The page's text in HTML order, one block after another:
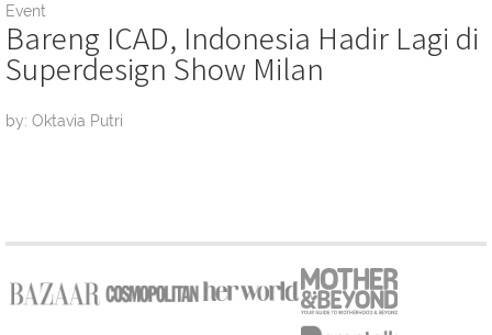
Event
Bareng ICAD, Indonesia Hadir Lagi di
Superdesign Show Milan
by: Oktavia Putri